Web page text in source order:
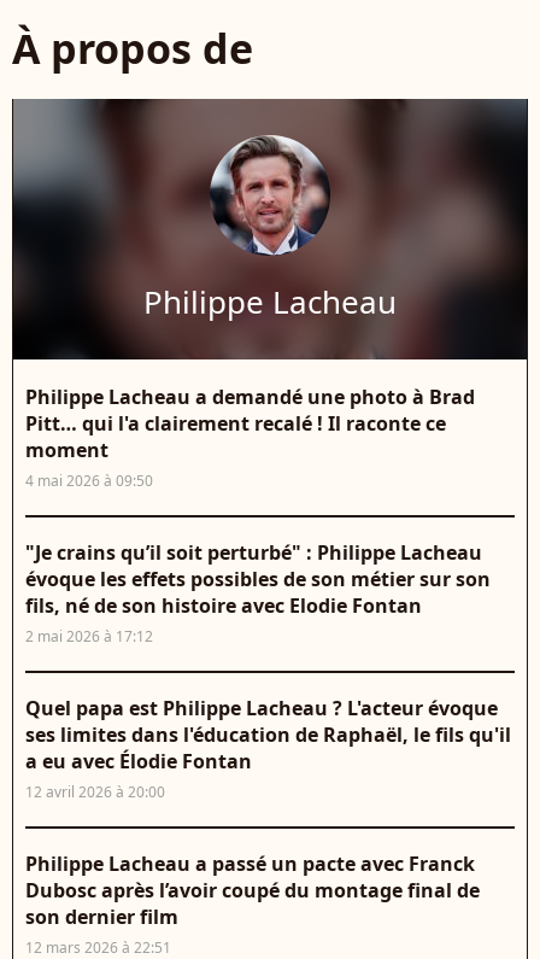
À propos de
Philippe Lacheau
Philippe Lacheau a demandé une photo à Brad
Pitt… qui l'a clairement recalé ! Il raconte ce
moment
4 mai 2026 à 09:50
"Je crains qu’il soit perturbé" : Philippe Lacheau
évoque les effets possibles de son métier sur son
fils, né de son histoire avec Elodie Fontan
2 mai 2026 à 17:12
Quel papa est Philippe Lacheau ? L'acteur évoque
ses limites dans l'éducation de Raphaël, le fils qu'il
a eu avec Élodie Fontan
12 avril 2026 à 20:00
Philippe Lacheau a passé un pacte avec Franck
Dubosc après l’avoir coupé du montage final de
son dernier film
12 mars 2026 à 22:51